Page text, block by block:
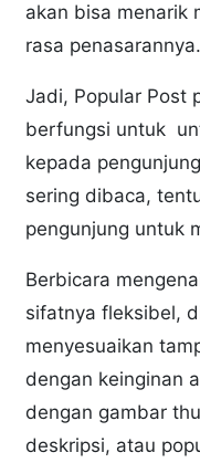
akan bisa menarik
rasa penasarannya.
Jadi, Popular Post
berfungsi untuk
kepada
sering dibaca,
pengunjung untuk
Berbicara
sifatnya fleksibel,
menyesuaikan
dengan keinginan
dengan gambar
deskripsi, atau